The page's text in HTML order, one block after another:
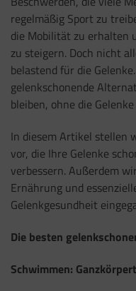
regelmäßig Sport zu
die Mobilität zu erhalten
zu steigern. Doch nicht
belastend für die
gelenkschonende
bleiben, ohne die
In diesem Artikel stellen
vor, die Ihre Gelenke
verbessern. Außerdem
Ernährung und
Gelenkgesundheit
Die besten
Schwimmen: